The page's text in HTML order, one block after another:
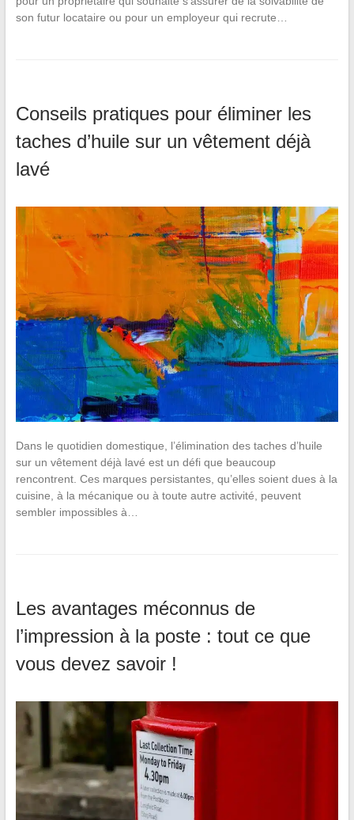
son futur locataire ou pour un employeur qui recrute…
Conseils pratiques pour éliminer les
taches d’huile sur un vêtement déjà
lavé
Dans le quotidien domestique, l’élimination des taches d’huile
sur un vêtement déjà lavé est un défi que beaucoup
rencontrent. Ces marques persistantes, qu’elles soient dues à la
cuisine, à la mécanique ou à toute autre activité, peuvent
sembler impossibles à…
Les avantages méconnus de
l’impression à la poste : tout ce que
vous devez savoir !